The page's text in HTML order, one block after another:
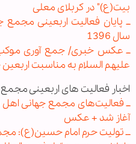
بیت(ع)" در کربلای معلی
ــ پایان فعالیت اربعینی
سال 1396
ــ عکس خبری/ جمع آوری
علیهم السلام به مناسبت
اخبار فعالیت های اربعینی
آغاز شد + عکس
ــ تولیت حرم امام حسین(ع):